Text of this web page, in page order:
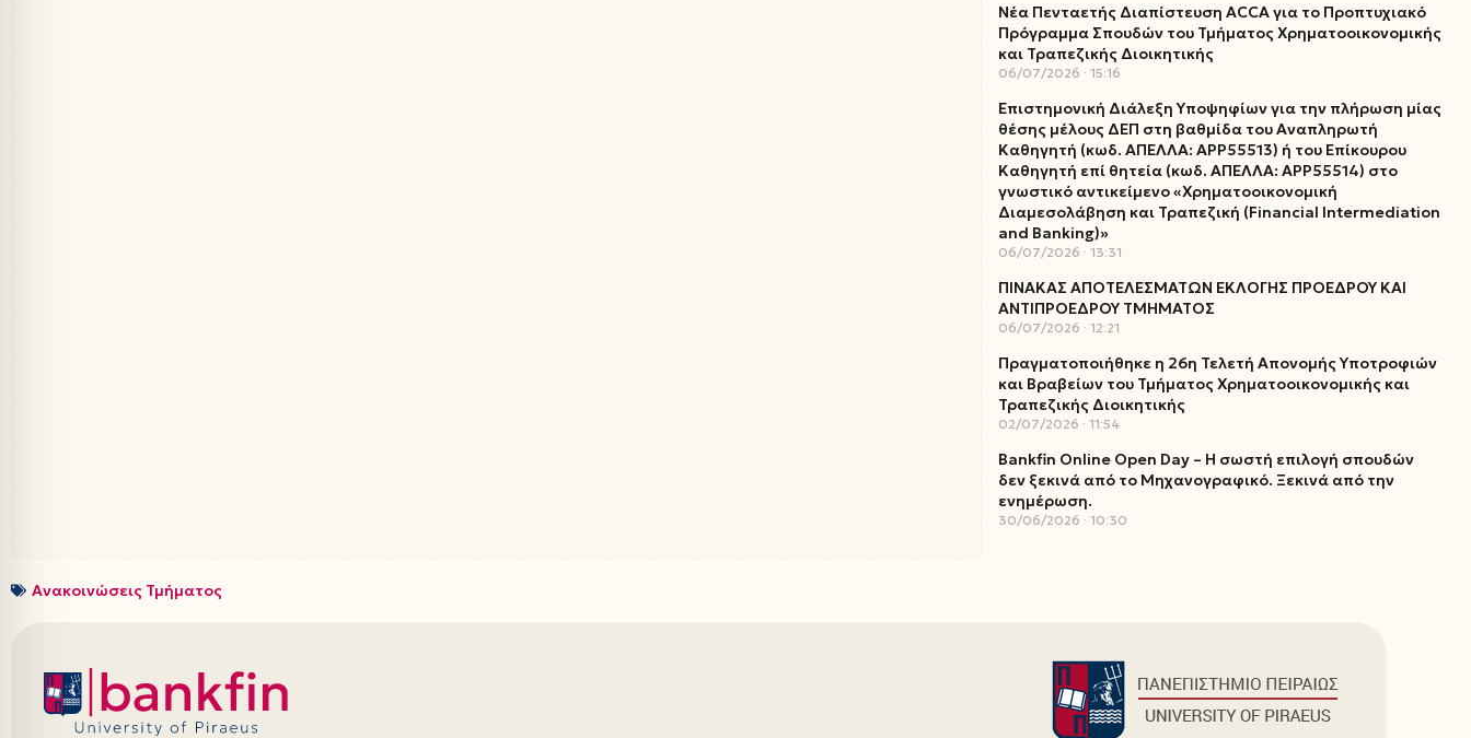
Νέα Πενταετής Διαπίστευση ACCA για το Προπτυχιακό
Πρόγραμμα Σπουδών του Τμήματος Χρηματοοικονομικής
και Τραπεζικής Διοικητικής
06/07/2026 15:16
Επιστημονική Διάλεξη Υποψηφίων για την πλήρωση μίας
θέσης μέλους ΔΕΠ στη βαθμίδα του Αναπληρωτή
Καθηγητή (κωδ. ΑΠΕΛΛΑ: ΑΡΡ55513) ή του Επίκουρου
Καθηγητή επί θητεία (κωδ. ΑΠΕΛΛΑ: ΑΡΡ55514) στο
γνωστικό αντικείμενο «Χρηματοοικονομική
Διαμεσολάβηση και Τραπεζική (Financial Intermediation
and Banking)»
06/07/2026 13:31
ΠΙΝΑΚΑΣ ΑΠΟΤΕΛΕΣΜΑΤΩΝ ΕΚΛΟΓΗΣ ΠΡΟΕΔΡΟΥ ΚΑΙ
ΑΝΤΙΠΡΟΕΔΡΟΥ ΤΜΗΜΑΤΟΣ
06/07/2026 12:21
Πραγματοποιήθηκε η 26η Τελετή Απονομής Υποτροφιών
και Βραβείων του Τμήματος Χρηματοοικονομικής και
Τραπεζικής Διοικητικής
02/07/2026 11:54
Bankfin Online Open Day – Η σωστή επιλογή σπουδών
δεν ξεκινά από το Μηχανογραφικό. Ξεκινά από την
ενημέρωση.
30/06/2026 10:30
Ανακοινώσεις Τμήματος